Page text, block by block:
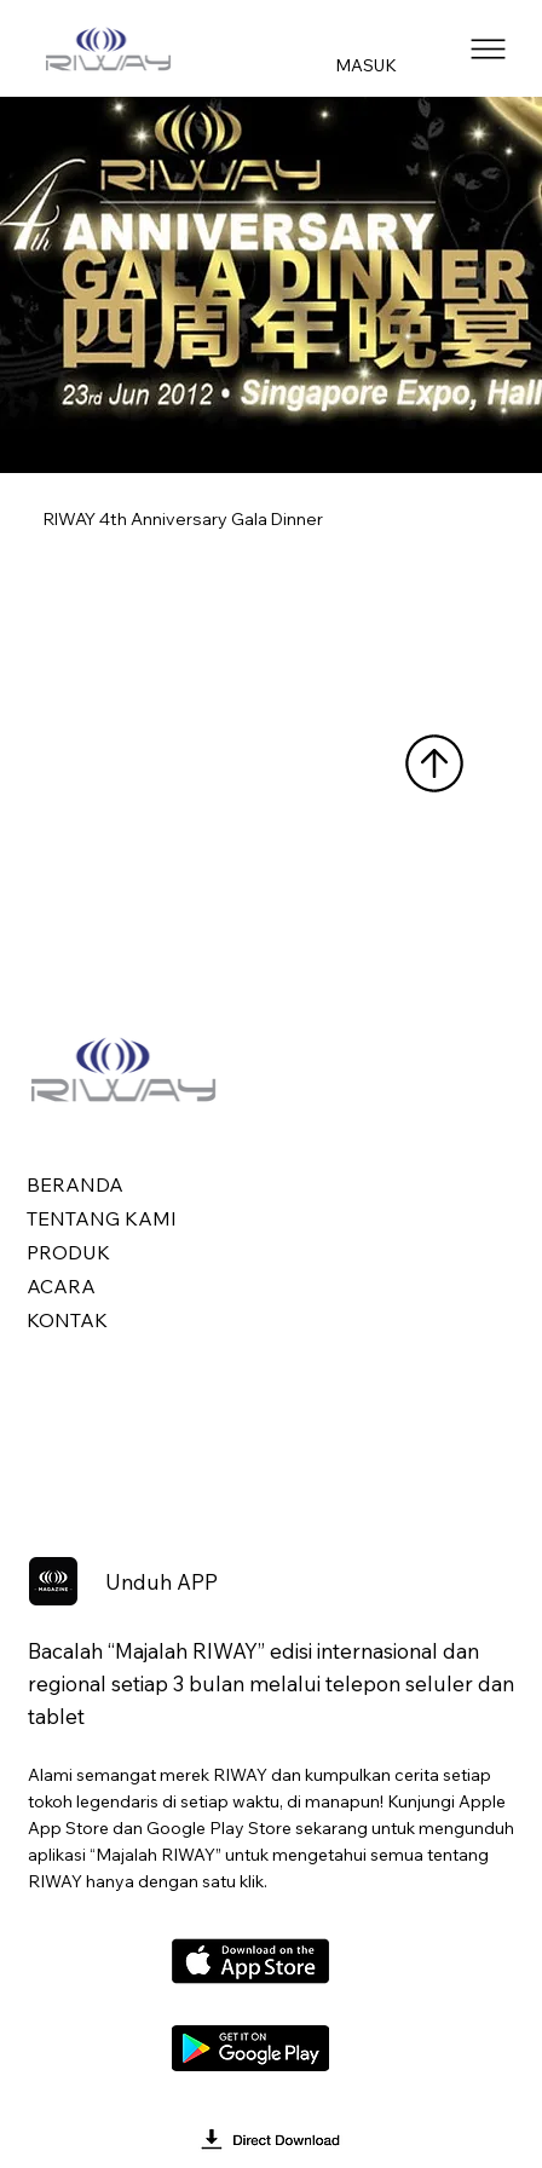
MASUK
RIWAY 4th Anniversary Gala Dinner
BERANDA
TENTANG KAMI
PRODUK
ACARA
KONTAK
Unduh APP
Bacalah “Majalah RIWAY” edisi internasional dan
regional setiap 3 bulan melalui telepon seluler dan
tablet
Alami semangat merek RIWAY dan kumpulkan cerita setiap
tokoh legendaris di setiap waktu, di manapun! Kunjungi Apple
App Store dan Google Play Store sekarang untuk mengunduh
aplikasi “Majalah RIWAY” untuk mengetahui semua tentang
RIWAY hanya dengan satu klik.